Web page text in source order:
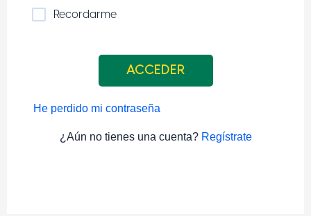
Recordarme
ACCEDER
He perdido mi contraseña
¿Aún no tienes una cuenta? Regístrate